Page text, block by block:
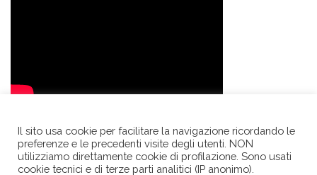
Il sito usa cookie per facilitare la navigazione ricordando le
preferenze e le precedenti visite degli utenti. NON
utilizziamo direttamente cookie di profilazione. Sono usati
cookie tecnici e di terze parti analitici (IP anonimo).